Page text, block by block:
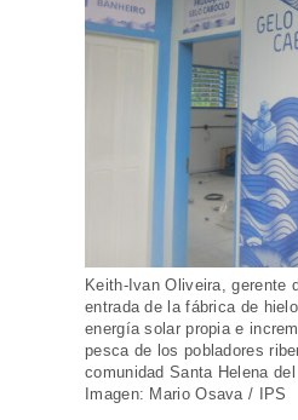
Keith-Ivan Oliveira, gerente
entrada de la fábrica de
energía solar propia e
pesca de los pobladores
comunidad Santa Helena
Imagen: Mario Osava / IPS